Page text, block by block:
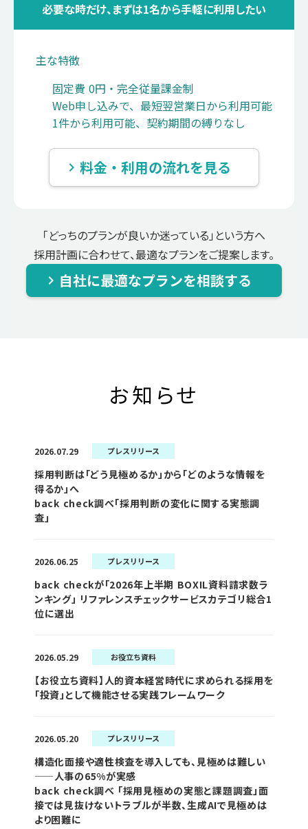
必要な時だけ、まずは1名から手軽に利用したい
主な特徴
固定費 0円・完全従量課金制
Web申し込みで、最短翌営業日から利用可能
1件から利用可能、契約期間の縛りなし
keyboard_arrow_right 料金・利用の流れを見る
「どっちのプランが良いか迷っている」という方へ
採用計画に合わせて、最適なプランをご提案します。
keyboard_arrow_right 自社に最適なプランを相談する
お知らせ
2026.07.29 プレスリリース
採用判断は「どう見極めるか」から「どのような情報を
得るか」へ
back check調べ「採用判断の変化に関する実態調
査」
2026.06.25 プレスリリース
back checkが「2026年上半期 BOXIL資料請求数ラ
ンキング」 リファレンスチェックサービスカテゴリ総合1
位に選出
2026.05.29 お役立ち資料
【お役立ち資料】人的資本経営時代に求められる採用を
「投資」として機能させる実践フレームワーク
2026.05.20 プレスリリース
構造化面接や適性検査を導入しても、見極めは難しい
——人事の65%が実感
back check調べ 「採用見極めの実態と課題調査」面
接では見抜けないトラブルが半数、生成AIで見極めは
より困難に